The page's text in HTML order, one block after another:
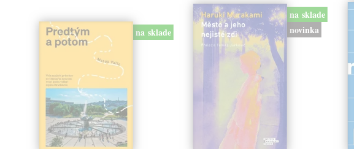
na sklade
na sklade
novinka